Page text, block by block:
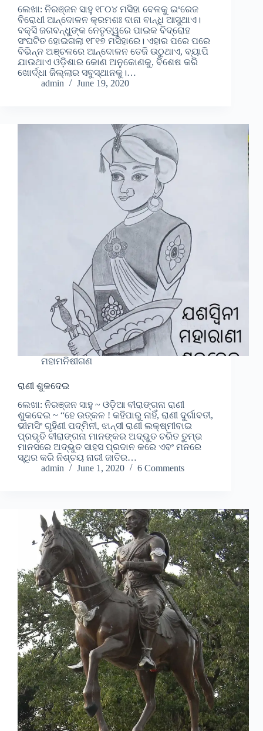
ଲେଖା: ନିରଞ୍ଜନ ସାହୁ ୧୮୦୪ ମସିହା ବେଳକୁ ଇଂରେଜ
ବିରୋଧୀ ଆନ୍ଦୋଳନ କ୍ରମଶଃ ଦାନା ବାନ୍ଧି ଆସୁଥାଏ।
ବକ୍ସି ଜଗବନ୍ଧୁଙ୍କ ନେତୃତ୍ୱରେ ପାଇକ ବିଦ୍ରୋହ
ସଂଘଟିତ ହୋଇଗଲା ୧୮୧୭ ମସିହାରେ। ଏହାର ପରେ ପରେ
ବିଭିନ୍ନ ଅଞ୍ଚଳରେ ଆନ୍ଦୋଳନ ତେଜି ଉଠୁଥାଏ, ବ୍ୟାପି
ଯାଉଥାଏ ଓଡ଼ିଶାର କୋଣ ଅନୁକୋଣକୁ, ବିଶେଷ କରି
ଖୋର୍ଦ୍ଧା ଜିଲ୍ଲାର ସବୁସ୍ଥାନକୁ।…
admin
June 19, 2020
ମହାମନିଷୀଗଣ
ରାଣୀ ଶୁକଦେଇ
ଲେଖା: ନିରଞ୍ଜନ ସାହୁ ~ ଓଡ଼ିଆ ବୀରାଙ୍ଗନା ରାଣୀ
ଶୁକଦେଇ ~ “ହେ ଉତ୍କଳ ! କହିପାରୁ ନାହିଁ, ରାଣୀ ଦୁର୍ଗାବତୀ,
ଭୀମସିଂ ଗୃହିଣୀ ପଦ୍ମିନୀ, ଝାନ୍ସୀ ରାଣୀ ଲକ୍ଷ୍ମୀବାଇ
ପ୍ରଭୃତି ବୀରାଙ୍ଗନା ମାନଙ୍କର ଅଦ୍ଭୁତ ଚରିତ ତୁମ୍ଭ
ମାନସରେ ଅଦ୍ଭୁତ ସାହସ ପ୍ରଦାନ କରେ ଏବଂ ମନରେ
ସ୍ଥିର କରି ନିଶ୍ଚୟ ନାରୀ ଜାତିର…
admin
June 1, 2020 6 Comments